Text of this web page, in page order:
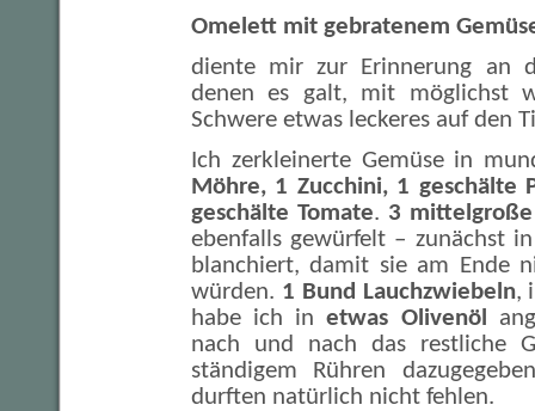
Omelett mit gebratenem
diente mir zur Erinnerung an
denen es galt, mit möglichst
Schwere etwas leckeres auf den
Ich zerkleinerte Gemüse in
Möhre, 1 Zucchini, 1 geschälte
geschälte Tomate. 3
ebenfalls gewürfelt – zunächst
blanchiert, damit sie am Ende
würden. 1 Bund Lauchzwiebeln,
habe ich inetwas Olivenöl
nach und nach das restliche
ständigem Rühren
durften natürlich nicht fehlen.